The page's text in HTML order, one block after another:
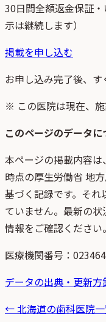
30日間全額返金保証
示は継続します）
掲載を申し込む
お申し込み完了後、
※ この医院は現在、施
このページのデータに
本ページの掲載内容は、
時点の厚生労働省 地
基づく記録です。そ
ていません。最新の
情報をご確認ください。
医療機関番号：
データの出典・更新方
←北海道の歯科医院